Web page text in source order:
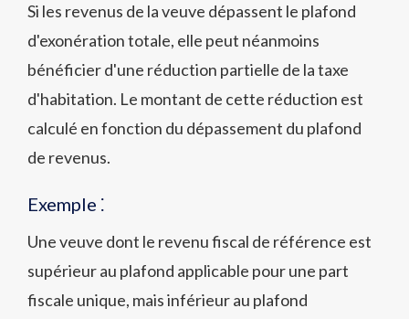
Si les revenus de la veuve dépassent le plafond
d'exonération totale, elle peut néanmoins
bénéficier d'une réduction partielle de la taxe
d'habitation. Le montant de cette réduction est
calculé en fonction du dépassement du plafond
de revenus.
Exemple ⁚
Une veuve dont le revenu fiscal de référence est
supérieur au plafond applicable pour une part
fiscale unique, mais inférieur au plafond